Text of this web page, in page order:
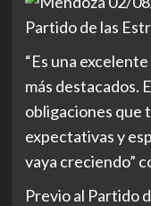
“Es una
más destacados.
obligaciones que
expectativas y
vaya creciendo”
Previo al Partido